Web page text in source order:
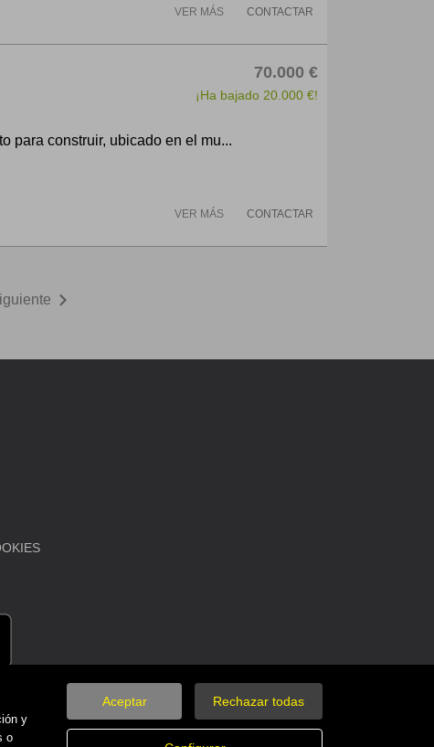
y
o
Aceptar Rechazar todas
CONTACTAR
VER MÁS
70.000 €
¡Ha bajado 20.000 €!
para construir, ubicado en el mu...
CONTACTAR
VER MÁS
chevron_right